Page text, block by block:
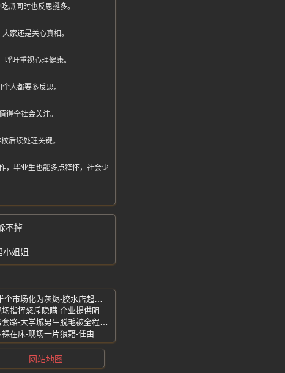
瓜同时也反思挺多。
家还是关心真相。
吁重视心理健康。
人都要多反思。
得全社会关注。
后续处理关键。
，毕业生也能多点释怀，社会少
不掉
姐姐
网站地图